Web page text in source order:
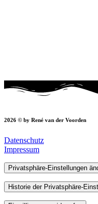
2026 © by René van der Voorden
Datenschutz
Impressum
Privatsphäre-Einstellungen
Historie der Privatsphäre-